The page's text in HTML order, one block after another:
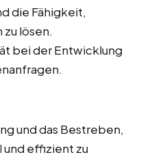
die Fähigkeit,
lösen.
bei der Entwicklung
und das Bestreben,
und effizient zu